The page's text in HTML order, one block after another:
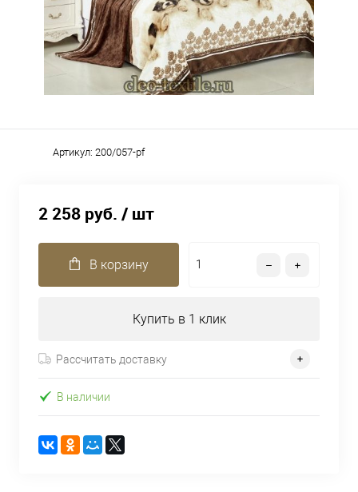
Артикул: 200/057-pf
2 258 руб. / шт
В корзину
Купить в 1 клик
Рассчитать доставку
В наличии